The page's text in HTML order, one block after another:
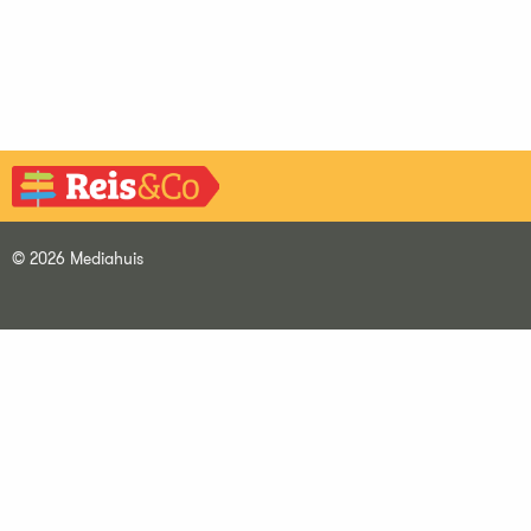
© 2026 Mediahuis